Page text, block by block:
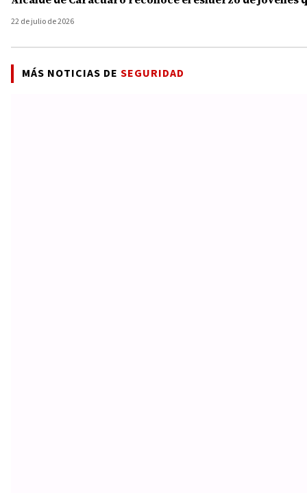
22 de julio de 2026
MÁS NOTICIAS DE SEGURIDAD